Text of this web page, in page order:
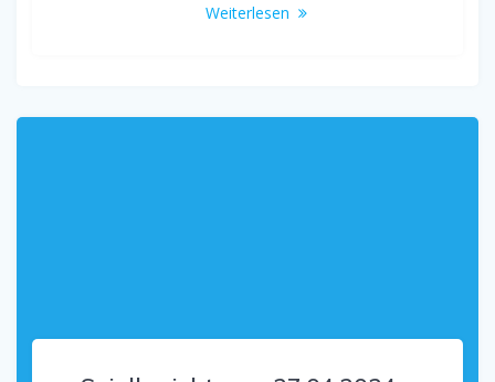
Weiterlesen